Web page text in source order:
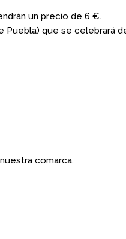
un precio de 6 €.
que se celebrará
comarca.